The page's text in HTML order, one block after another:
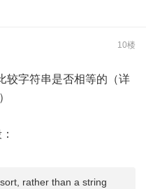
10楼
较字符串是否相等的（详
）
rather than a string